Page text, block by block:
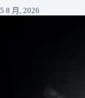
5 8 月, 2026